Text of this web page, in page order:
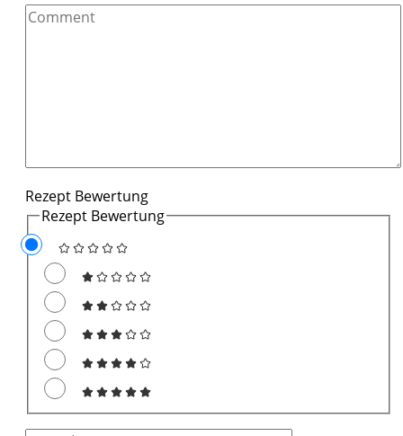
Comment
Rezept Bewertung
Rezept Bewertung